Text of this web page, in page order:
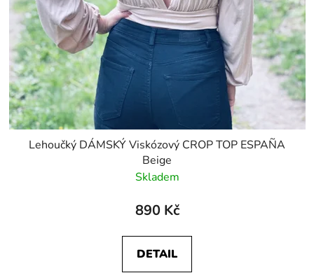
Lehoučký DÁMSKÝ Viskózový CROP TOP ESPAÑA
Beige
Skladem
890 Kč
DETAIL